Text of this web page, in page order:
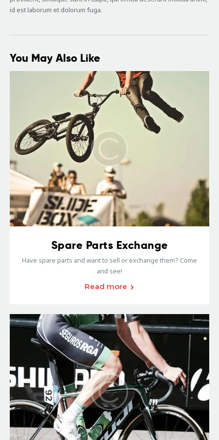
id est laborum et dolorum fuga.
You May Also Like
Spare Parts Exchange
Have spare parts and want to sell or exchange them? Come
and see!
Read more